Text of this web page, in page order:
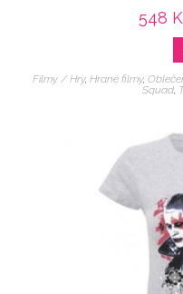
548
Filmy / Hry, Hrané filmy,
Squad,